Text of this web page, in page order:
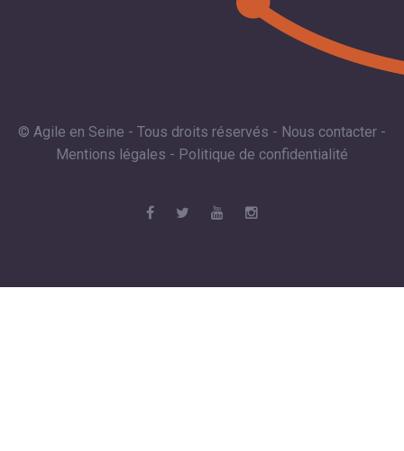
© Agile en Seine - Tous droits réservés - Nous contacter -
Mentions légales - Politique de confidentialité